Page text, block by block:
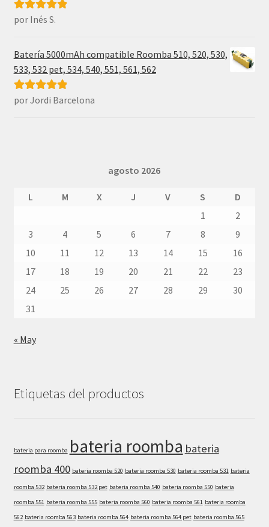
Valorado con
por Inés S.
Batería 5000mAh compatible Roomba 510, 520, 530,
533, 532 pet, 534, 540, 551, 561, 562
Valorado con
por Jordi Barcelona
agosto 2026
L M X J V S
D
1
2
3
4 5 6 7 8
9
10
11 12 13 14 15
16
17
18 19 20 21 22
23
24
25 26 27 28 29
30
31
« May
Etiquetas del productos
bateria para roomba bateria roomba bateria
roomba 400 bateria roomba 520 bateria roomba 530 bateria roomba 531 bateria
roomba 532 bateria roomba 532 pet bateria roomba 540 bateria roomba 550 bateria
roomba 551 bateria roomba 555 bateria roomba 560 bateria roomba 561 bateria roomba
562 bateria roomba 563 bateria roomba 564 bateria roomba 564 pet bateria roomba 565